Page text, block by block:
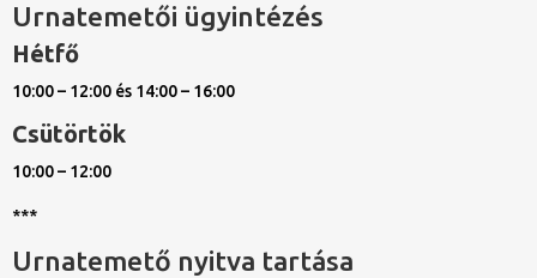
Urnatemetői ügyintézés
Hétfő
10:00 – 12:00 és 14:00 – 16:00
Csütörtök
10:00 – 12:00
***
Urnatemető nyitva tartása